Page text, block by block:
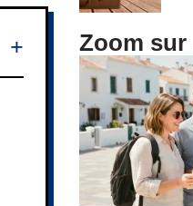
Zoom sur